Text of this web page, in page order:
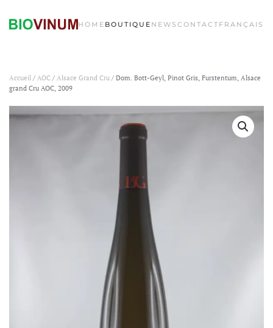
HOME BOUTIQUE NEWS CONTACT FRANÇAIS
Accueil / AOC / Alsace Grand Cru / Dom. Bott-Geyl, Pinot Gris, Furstentum, Alsace
grand Cru AOC, 2009